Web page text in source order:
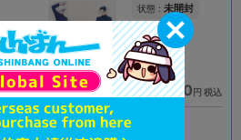
円 税込
状態 : 未開封
浜松店
在庫あり 2,290円 税込